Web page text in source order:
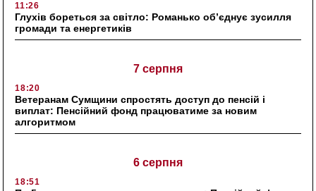
11:26
Глухів бореться за світло: Романько об’єднує зусилля
громади та енергетиків
7 серпня
18:20
Ветеранам Сумщини спростять доступ до пенсій і
виплат: Пенсійний фонд працюватиме за новим
алгоритмом
6 серпня
18:51